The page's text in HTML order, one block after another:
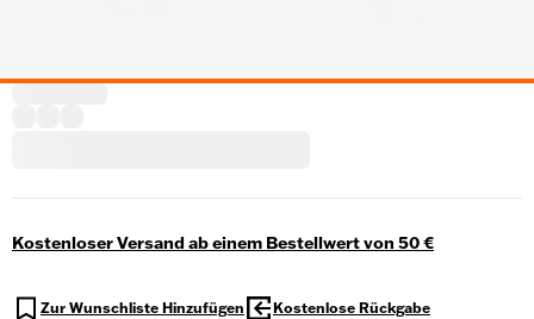
Kostenloser Versand ab einem Bestellwert von 50 €
Zur Wunschliste Hinzufügen Kostenlose Rückgabe